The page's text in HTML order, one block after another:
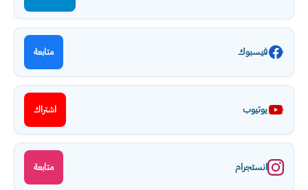
فيسبوك متابعة
يوتيوب اشتراك
انستجرام متابعة